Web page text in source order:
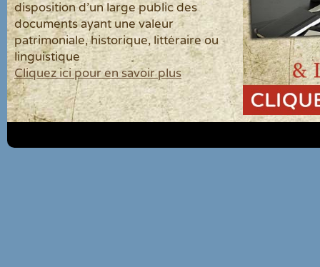
disposition d'un large public des
documents ayant une valeur
patrimoniale, historique, littéraire ou
linguistique
Cliquez ici pour en savoir plus